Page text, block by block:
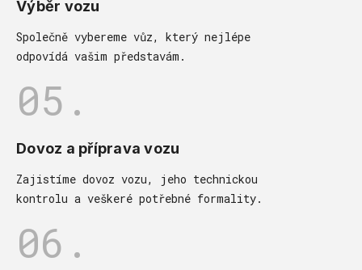
Výběr vozu
Společně vybereme vůz, který nejlépe
odpovídá vašim představám.
05.
Dovoz a příprava vozu
Zajistíme dovoz vozu, jeho technickou
kontrolu a veškeré potřebné formality.
06.